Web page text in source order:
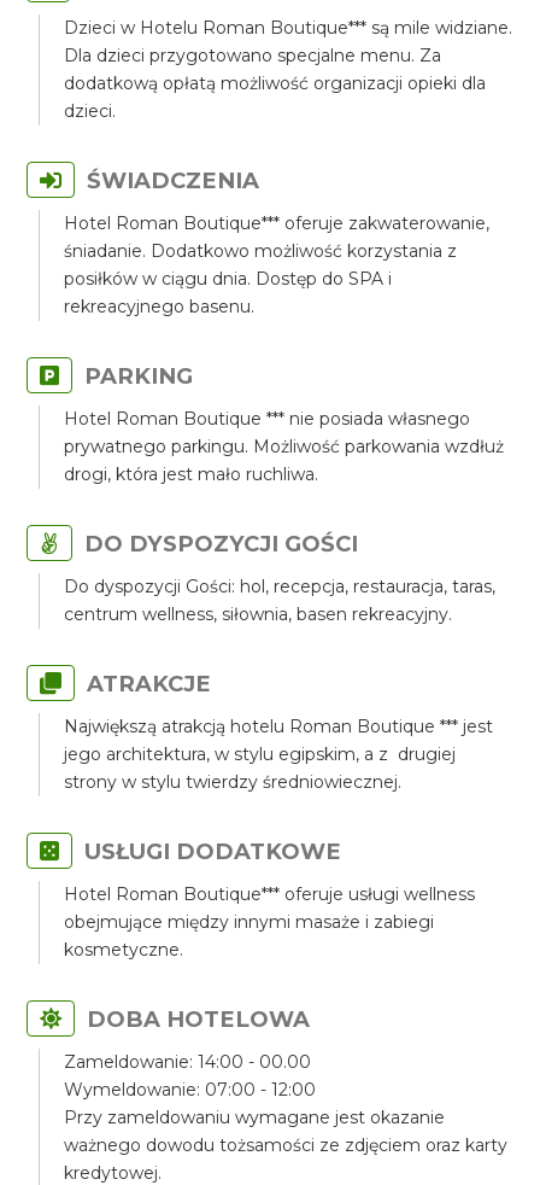
Dzieci w Hotelu Roman Boutique*** są mile widziane.
Dla dzieci przygotowano specjalne menu. Za
dodatkową opłatą możliwość organizacji opieki dla
dzieci.
ŚWIADCZENIA
Hotel Roman Boutique*** oferuje zakwaterowanie,
śniadanie. Dodatkowo możliwość korzystania z
posiłków w ciągu dnia. Dostęp do SPA i
rekreacyjnego basenu.
PARKING
Hotel Roman Boutique *** nie posiada własnego
prywatnego parkingu. Możliwość parkowania wzdłuż
drogi, która jest mało ruchliwa.
DO DYSPOZYCJI GOŚCI
Do dyspozycji Gości: hol, recepcja, restauracja, taras,
centrum wellness, siłownia, basen rekreacyjny.
ATRAKCJE
Największą atrakcją hotelu Roman Boutique *** jest
jego architektura, w stylu egipskim, a z drugiej
strony w stylu twierdzy średniowiecznej.
USŁUGI DODATKOWE
Hotel Roman Boutique*** oferuje usługi wellness
obejmujące między innymi masaże i zabiegi
kosmetyczne.
DOBA HOTELOWA
Zameldowanie: 14:00 - 00.00
Wymeldowanie: 07:00 - 12:00
Przy zameldowaniu wymagane jest okazanie
ważnego dowodu tożsamości ze zdjęciem oraz karty
kredytowej.